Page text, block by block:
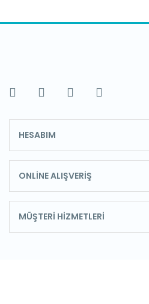
HESABIM
ONLİNE ALIŞVERİŞ
MÜŞTERİ HİZMETLERİ